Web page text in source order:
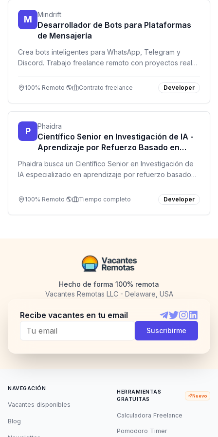
M Mindrift
Desarrollador de Bots para Plataformas
de Mensajería
Crea bots inteligentes para WhatsApp, Telegram y
Discord. Trabajo freelance remoto con proyectos reales
100% Remoto 🌎 Contrato freelance Developer
P Phaidra
Científico Senior en Investigación de IA -
Aprendizaje por Refuerzo Basado en
Phaidra busca un Científico Senior en Investigación de
IA especializado en aprendizaje por refuerzo basado
industrial con sistemas de control inteligentes.
100% Remoto 🌎 Tiempo completo Developer
Hecho de forma 100% remota
Vacantes Remotas LLC - Delaware, USA
Recibe vacantes en tu email
Telegram
TwitterInstagram
Suscribirme
NAVEGACIÓN
Vacantes disponibles
Blog
HERRAMIENTAS
GRATUITAS
Nuevo
Calculadora Freelance
Pomodoro Timer